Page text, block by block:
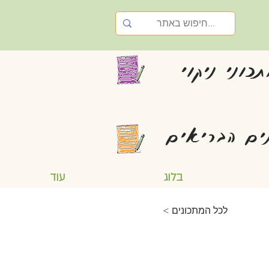
ניקוי
הבריאים
בלוג עוד
< לכל המתכונים